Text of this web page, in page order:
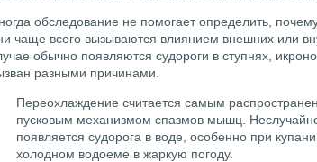
обследование не помогает определить,
чаще всего вызываются влиянием внешних или
обычно появляются судороги в ступнях,
разными причинами.
Переохлаждение считается самым
пусковым механизмом спазмов мышц.
появляется судорога в воде, особенно при
холодном водоеме в жаркую погоду.